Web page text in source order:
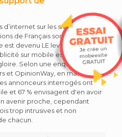
sur les smartphone
de Français sont possesseurs
est devenu LE levier pertinent
sur mobile est toute
Selon une enquête menée
et OpinionWay, en matière de
annonceurs interrogés ont
et 67 % envisagent d'en avoir
avenir proche, cependant
trop intrusives et non
chacun.